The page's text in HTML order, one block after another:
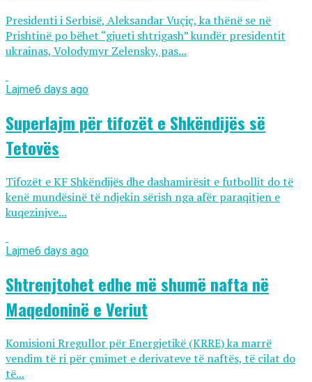
Presidenti i Serbisë, Aleksandar Vuçiç, ka thënë se në
Prishtinë po bëhet “gjueti shtrigash” kundër presidentit
ukrainas, Volodymyr Zelensky, pas...
Lajme6 days ago
Superlajm për tifozët e Shkëndijës së
Tetovës
Tifozët e KF Shkëndijës dhe dashamirësit e futbollit do të
kenë mundësinë të ndjekin sërish nga afër paraqitjen e
kuqezinjve...
Lajme6 days ago
Shtrenjtohet edhe më shumë nafta në
Maqedoninë e Veriut
Komisioni Rregullor për Energjetikë (KRRE) ka marrë
vendim të ri për çmimet e derivateve të naftës, të cilat do
të...